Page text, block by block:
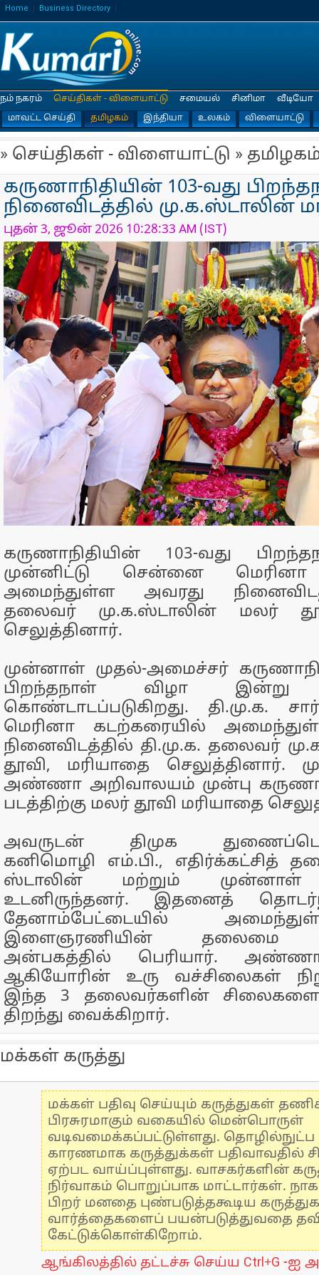
Home Business Directory
நம் நகரம்
செய்திகள் - விளையாட்டு
மாவட்ட செய்தி
தமிழகம் இந்தியா உலகம் விளையாட்டு
சமையல் சினிமா வீடியோ
» செய்திகள் - விளையாட்டு »
கருணாநிதியின் 103-வது
நினைவிடத்தில் மு.க.ஸ்டாலின்
புதன் 3, ஜூன் 2026 10:28:33 AM (IST)
கருணாநிதியின் 103-வது
முன்னிட்டு சென்னை மெரினா
அமைந்துள்ள அவரது
தலைவர் மு.க.ஸ்டாலின் மலர்
செலுத்தினார்.
முன்னாள் முதல்-அமைச்சர்
பிறந்தநாள் விழா இன்று
கொண்டாடப்படுகிறது. தி.மு.க.
மெரினா கடற்கரையில்
நினைவிடத்தில் தி.மு.க. தலைவர்
தூவி, மரியாதை செலுத்தினார்.
அண்ணா அறிவாலயம் முன்பு
படத்திற்கு மலர் தூவி மரியாதை
அவருடன் திமுக
கனிமொழி எம்.பி., எதிர்க்கட்சித்
ஸ்டாலின் மற்றும் முன்னாள்
உடனிருந்தனர். இதனைத்
தேனாம்பேட்டையில்
இளைஞரணியின் தலைமை
அன்பகத்தில் பெரியார்.
ஆகியோரின் உரு வச்சிலைகள்
இந்த 3 தலைவர்களின் சிலைகளை
திறந்து வைக்கிறார்.
மக்கள் கருத்து
மக்கள் பதிவு செய்யும் கருத்துகள்
பிரசுரமாகும் வகையில் மென்பொருள்
வடிவமைக்கப்பட்டுள்ளது.
காரணமாக கருத்துக்கள் பதிவாவதில்
ஏற்பட வாய்ப்புள்ளது. வாசகர்களின்
நிர்வாகம் பொறுப்பாக மாட்டார்கள்.
பிறர் மனதை புண்படுத்தகூடிய
வார்த்தைகளைப் பயன்படுத்துவதை
கேட்டுக்கொள்கிறோம்.
ஆங்கிலத்தில் தட்டச்சு செய்ய Ctrl+G -ஐ